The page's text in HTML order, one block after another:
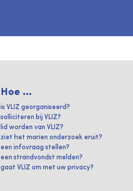
Hoe ...
is VLIZ georganiseerd?
solliciteren bij VLIZ?
lid worden van VLIZ?
ziet het marien onderzoek eruit?
een infovraag stellen?
een strandvondst melden?
gaat VLIZ om met uw privacy?